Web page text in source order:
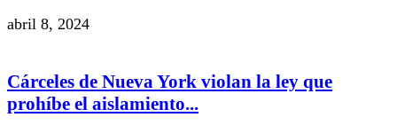
abril 8, 2024
Cárceles de Nueva York violan la ley que
prohíbe el aislamiento...